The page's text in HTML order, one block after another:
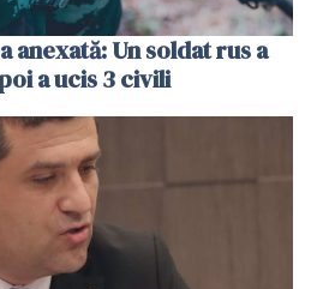
anexată: Un soldat rus a
a ucis 3 civili